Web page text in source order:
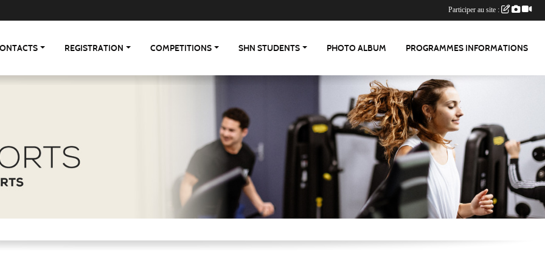
REGISTRATION COMPETITIONS SHN STUDENTS PHOTO ALBUM PROGRAMMES INFORMATIONS
Participer au site :